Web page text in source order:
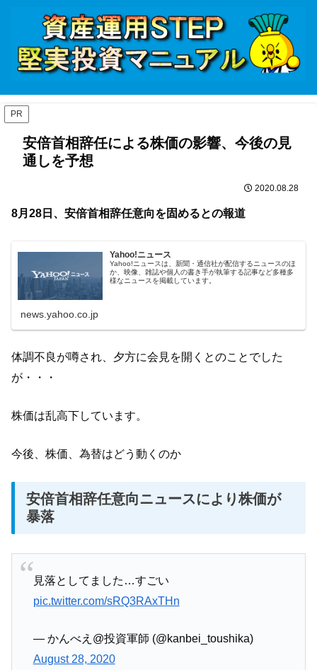
PR
安倍首相辞任による株価の影響、今後の見
通しを予想
2020.08.28
8月28日、安倍首相辞任意向を固めるとの報道
Yahoo!ニュース
Yahoo!ニュースは、新聞・通信社が配信するニュースのほ
か、映像、雑誌や個人の書き手が執筆する記事など多種多
様なニュースを掲載しています。
news.yahoo.co.jp
体調不良が噂され、夕方に会見を開くとのことでした
が・・・
株価は乱高下しています。
今後、株価、為替はどう動くのか
安倍首相辞任意向ニュースにより株価が
暴落
見落としてました…すごい
pic.twitter.com/sRQ3RAxTHn
— かんべえ@投資軍師 (@kanbei_toushika)
August 28, 2020